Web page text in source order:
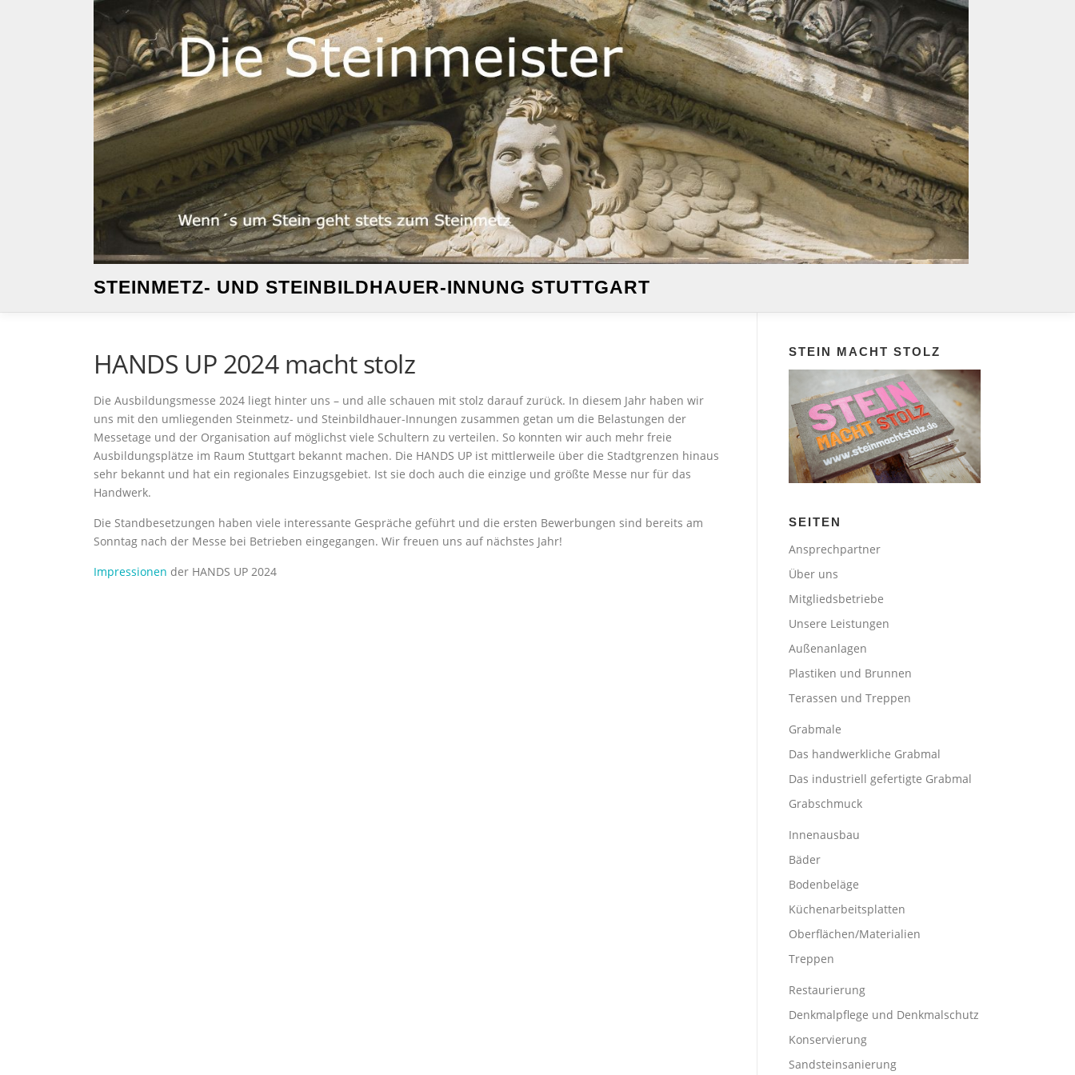
STEINMETZ- UND STEINBILDHAUER-INNUNG STUTTGART
HANDS UP 2024 macht stolz
Die Ausbildungsmesse 2024 liegt hinter uns – und alle schauen mit stolz darauf zurück. In diesem Jahr haben wir
uns mit den umliegenden Steinmetz- und Steinbildhauer-Innungen zusammen getan um die Belastungen der
Messetage und der Organisation auf möglichst viele Schultern zu verteilen. So konnten wir auch mehr freie
Ausbildungsplätze im Raum Stuttgart bekannt machen. Die HANDS UP ist mittlerweile über die Stadtgrenzen hinaus
sehr bekannt und hat ein regionales Einzugsgebiet. Ist sie doch auch die einzige und größte Messe nur für das
Handwerk.
Die Standbesetzungen haben viele interessante Gespräche geführt und die ersten Bewerbungen sind bereits am
Sonntag nach der Messe bei Betrieben eingegangen. Wir freuen uns auf nächstes Jahr!
Impressionen der HANDS UP 2024
STEIN MACHT STOLZ
SEITEN
Ansprechpartner
Über uns
Mitgliedsbetriebe
Unsere Leistungen
Außenanlagen
Plastiken und Brunnen
Terassen und Treppen
Grabmale
Das handwerkliche Grabmal
Das industriell gefertigte Grabmal
Grabschmuck
Innenausbau
Bäder
Bodenbeläge
Küchenarbeitsplatten
Oberflächen/Materialien
Treppen
Restaurierung
Denkmalpflege und Denkmalschutz
Konservierung
Sandsteinsanierung